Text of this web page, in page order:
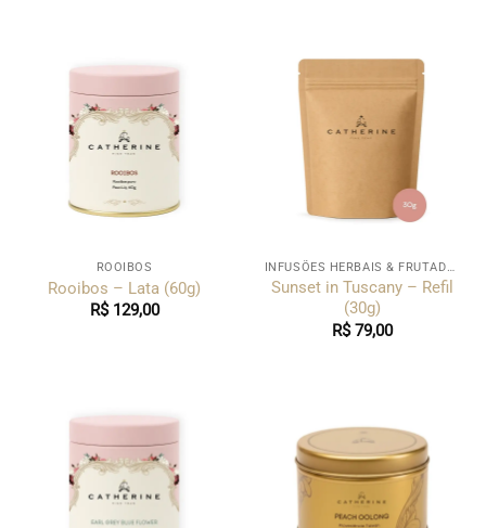
ROOIBOS
Rooibos – Lata (60g)
R$129,00
INFUSÕES HERBAIS & FRUTADAS
Sunset in Tuscany – Refil
(30g)
R$79,00